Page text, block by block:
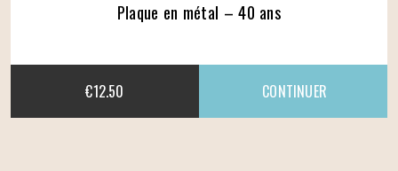
Plaque en métal – 40 ans
€12.50